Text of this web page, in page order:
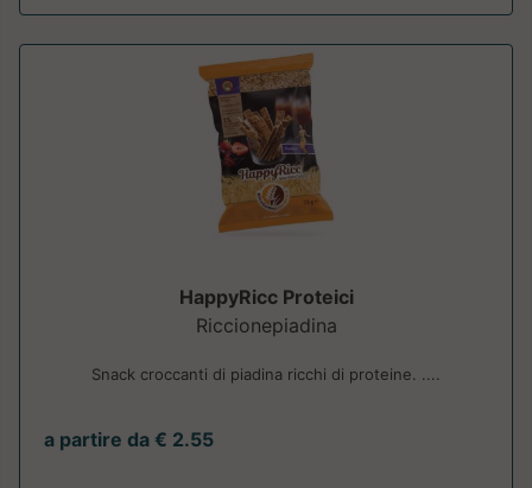
HappyRicc Proteici
Riccionepiadina
Snack croccanti di piadina ricchi di proteine. ....
a partire da € 2.55